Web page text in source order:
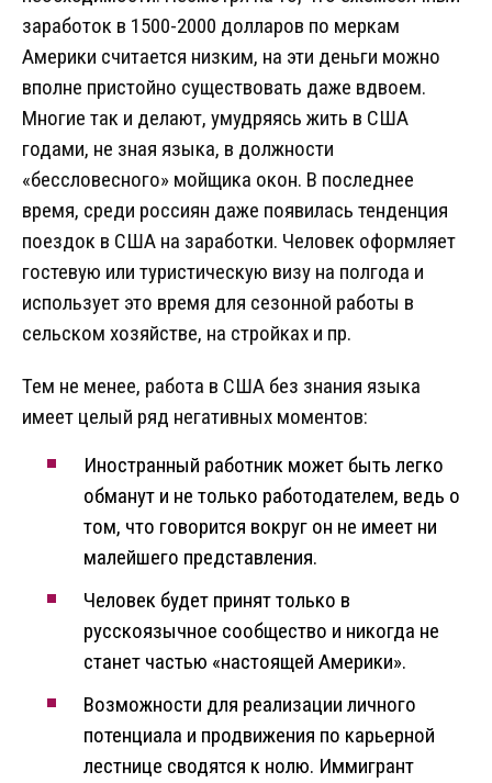
заработок в 1500-2000 долларов по меркам
Америки считается низким, на эти деньги можно
вполне пристойно существовать даже вдвоем.
Многие так и делают, умудряясь жить в США
годами, не зная языка, в должности
«бессловесного» мойщика окон. В последнее
время, среди россиян даже появилась тенденция
поездок в США на заработки. Человек оформляет
гостевую или туристическую визу на полгода и
использует это время для сезонной работы в
сельском хозяйстве, на стройках и пр.
Тем не менее, работа в США без знания языка
имеет целый ряд негативных моментов:
Иностранный работник может быть легко
обманут и не только работодателем, ведь о
том, что говорится вокруг он не имеет ни
малейшего представления.
Человек будет принят только в
русскоязычное сообщество и никогда не
станет частью «настоящей Америки».
Возможности для реализации личного
потенциала и продвижения по карьерной
лестнице сводятся к нолю. Иммигрант